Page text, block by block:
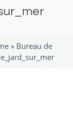
» Bureau de